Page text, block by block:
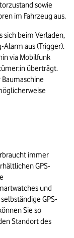
sowie
im Fahrzeug aus.
sich beim Verladen,
Alarm aus (Trigger).
via Mobilfunk
überträgt.
immer
GPS-
und
GPS-
Sie so
Standort des